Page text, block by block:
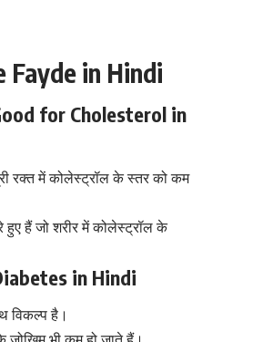
Fayde in Hindi
for Cholesterol in
रक्त में कोलेस्ट्रॉल के स्तर को कम
हैं जो शरीर में कोलेस्ट्रॉल के
in Hindi
विकल्प है।